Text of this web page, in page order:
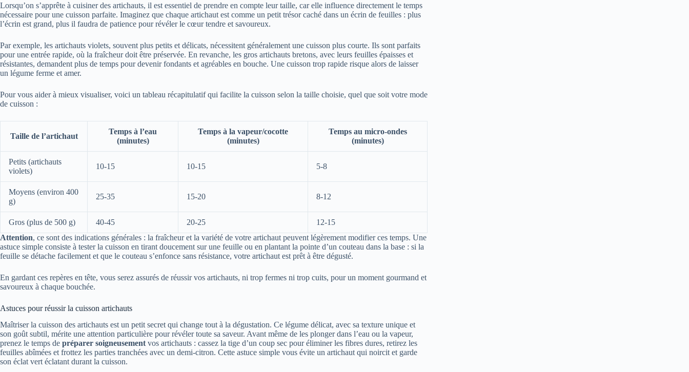
Lorsqu’on s’apprête à cuisiner des artichauts, il est essentiel de prendre en compte leur taille, car elle influence directement le temps
nécessaire pour une cuisson parfaite. Imaginez que chaque artichaut est comme un petit trésor caché dans un écrin de feuilles : plus
l’écrin est grand, plus il faudra de patience pour révéler le cœur tendre et savoureux.
Par exemple, les artichauts violets, souvent plus petits et délicats, nécessitent généralement une cuisson plus courte. Ils sont parfaits
pour une entrée rapide, où la fraîcheur doit être préservée. En revanche, les gros artichauts bretons, avec leurs feuilles épaisses et
résistantes, demandent plus de temps pour devenir fondants et agréables en bouche. Une cuisson trop rapide risque alors de laisser
un légume ferme et amer.
Pour vous aider à mieux visualiser, voici un tableau récapitulatif qui facilite la cuisson selon la taille choisie, quel que soit votre mode
de cuisson :
Taille de l’artichaut
Temps à l’eau
(minutes)
Temps à la vapeur/cocotte
(minutes)
Temps au micro-ondes
(minutes)
Petits (artichauts
violets)
10-15 10-15 5-8
Moyens (environ 400
g)
25-35 15-20 8-12
Gros (plus de 500 g) 40-45 20-25
12-15
Attention, ce sont des indications générales : la fraîcheur et la variété de votre artichaut peuvent légèrement modifier ces temps. Une
astuce simple consiste à tester la cuisson en tirant doucement sur une feuille ou en plantant la pointe d’un couteau dans la base : si la
feuille se détache facilement et que le couteau s’enfonce sans résistance, votre artichaut est prêt à être dégusté.
En gardant ces repères en tête, vous serez assurés de réussir vos artichauts, ni trop fermes ni trop cuits, pour un moment gourmand et
savoureux à chaque bouchée.
Astuces pour réussir la cuisson artichauts
Maîtriser la cuisson des artichauts est un petit secret qui change tout à la dégustation. Ce légume délicat, avec sa texture unique et
son goût subtil, mérite une attention particulière pour révéler toute sa saveur. Avant même de les plonger dans l’eau ou la vapeur,
prenez le temps de préparer soigneusementvos artichauts : cassez la tige d’un coup sec pour éliminer les fibres dures, retirez les
feuilles abîmées et frottez les parties tranchées avec un demi-citron. Cette astuce simple vous évite un artichaut qui noircit et garde
son éclat vert éclatant durant la cuisson.